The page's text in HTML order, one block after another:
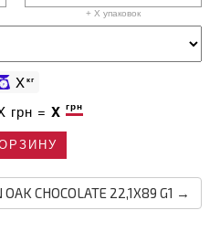
+ X упаковок
Xкг
грн = X грн
CHOCOLATE 22,1X89 G1 →